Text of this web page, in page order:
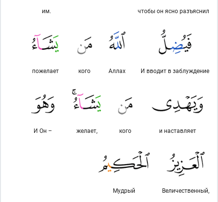
чтобы он ясно разъяснил
им.
И вводит в заблуждение
Аллах
кого
поже­лает
и наставляет
кого
желает,
И Он –
Величественный,
Мудрый